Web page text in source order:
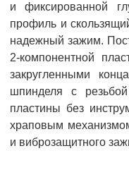
и фиксированной
профиль и
надежный зажим.
2-компонентной
закругленными
шпинделя с
пластины без
храповым
и виброзащитного